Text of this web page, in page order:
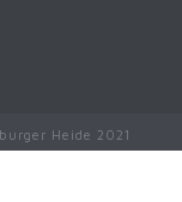
Heide 2021